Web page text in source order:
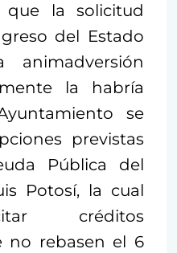
que la solicitud
del Estado
la habría
se
previstas
Pública del
Potosí, la cual
créditos
no rebasen el 6